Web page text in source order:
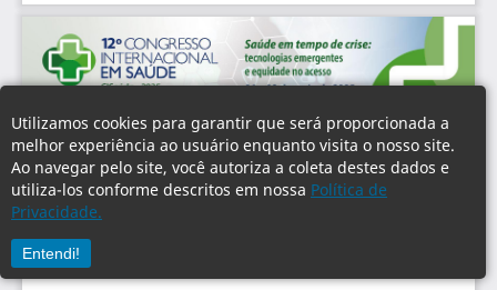
Utilizamos cookies para garantir que será proporcionada a
melhor experiência ao usuário enquanto visita o nosso site.
Ao navegar pelo site, você autoriza a coleta destes dados e
utiliza-los conforme descritos em nossa Política de
Privacidade.
Entendi!